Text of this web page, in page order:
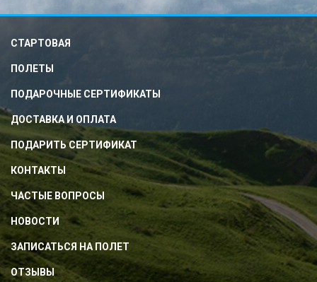
СТАРТОВАЯ
ПОЛЕТЫ
ПОДАРОЧНЫЕ СЕРТИФИКАТЫ
ДОСТАВКА И ОПЛАТА
ПОДАРИТЬ СЕРТИФИКАТ
КОНТАКТЫ
ЧАСТЫЕ ВОПРОСЫ
НОВОСТИ
ЗАПИСАТЬСЯ НА ПОЛЕТ
ОТЗЫВЫ